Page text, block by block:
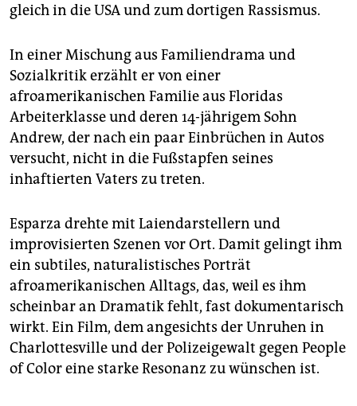
gleich in die USA und zum dortigen Rassismus.
In einer Mischung aus Familiendrama und
Sozialkritik erzählt er von einer
afroamerikanischen Familie aus Floridas
Arbeiterklasse und deren 14-jährigem Sohn
Andrew, der nach ein paar Einbrüchen in Autos
versucht, nicht in die Fußstapfen seines
inhaftierten Vaters zu treten.
Esparza drehte mit Laiendarstellern und
improvisierten Szenen vor Ort. Damit gelingt ihm
ein subtiles, naturalistisches Porträt
afroamerikanischen Alltags, das, weil es ihm
scheinbar an Dramatik fehlt, fast dokumentarisch
wirkt. Ein Film, dem angesichts der Unruhen in
Charlottesville und der Polizeigewalt gegen People
of Color eine starke Resonanz zu wünschen ist.